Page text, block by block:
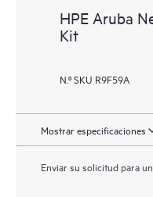
HPE Aruba
Kit
N.º SKU R9F59A
Mostrar especificaciones
Enviar su solicitud para